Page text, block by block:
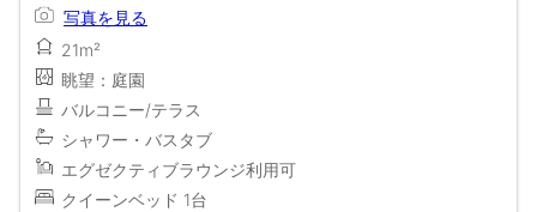
写真を見る
21m²
眺望：庭園
バルコニー/テラス
シャワー・バスタブ
エグゼクティブラウンジ利用可
クイーンベッド 1台